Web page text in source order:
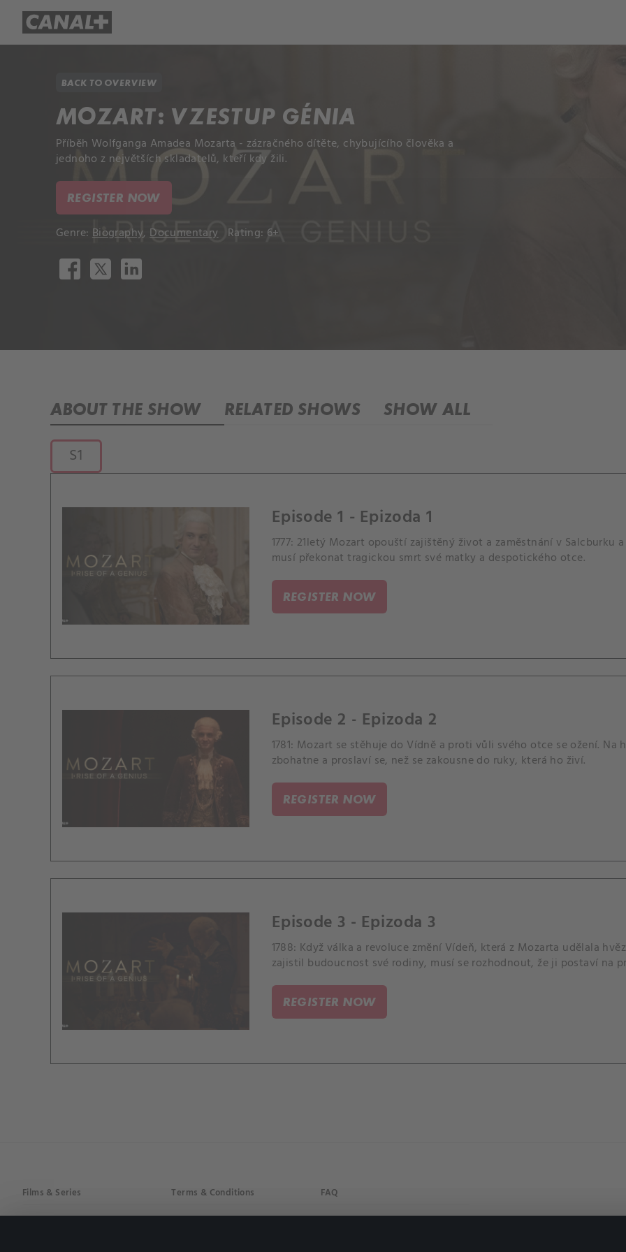
BACK TO OVERVIEW
MOZART: VZESTUP GÉNIA
Příběh Wolfganga Amadea Mozarta - zázračného dítěte, chybujícího člověka a
jednoho z největších skladatelů, kteří kdy žili.
REGISTER NOW
Genre: Biography,Documentary Rating: 6+
ABOUT THE SHOW RELATED SHOWS SHOW ALL
S1
Episode 1 - Epizoda 1
1777: 21letý Mozart opouští zajištěný život a zaměstnání v Salcburku
musí překonat tragickou smrt své matky a despotického otce.
REGISTER NOW
Episode 2 - Epizoda 2
1781: Mozart se stěhuje do Vídně a proti vůli svého otce se ožení. Na
zbohatne a proslaví se, než se zakousne do ruky, která ho živí.
REGISTER NOW
Episode 3 - Epizoda 3
1788: Když válka a revoluce změní Vídeň, která z Mozarta udělala
zajistil budoucnost své rodiny, musí se rozhodnout, že ji postaví na
REGISTER NOW
Films & Series Terms & Conditions FAQ